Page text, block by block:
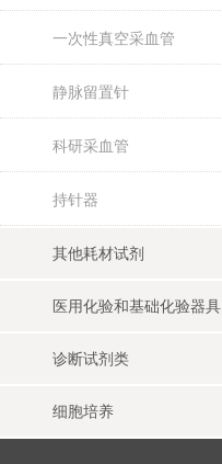
一次性真空采血管
静脉留置针
科研采血管
持针器
其他耗材试剂
医用化验和基础化验器具
诊断试剂类
细胞培养